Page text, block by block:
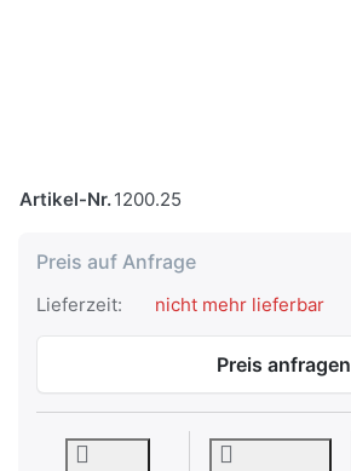
Artikel-Nr.1200.25
Preis auf Anfrage
Lieferzeit: nicht mehr lieferbar
Preis anfragen